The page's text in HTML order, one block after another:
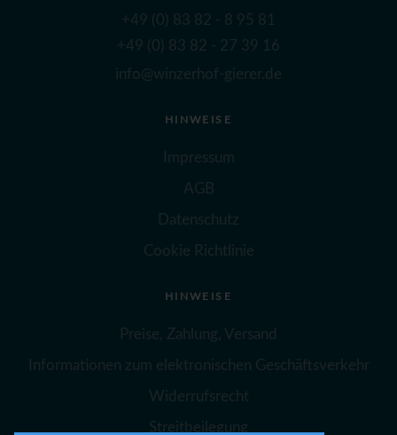
+49 (0) 83 82 - 8 95 81
+49 (0) 83 82 - 27 39 16
info@winzerhof-gierer.de
HINWEISE
Impressum
AGB
Datenschutz
Cookie Richtlinie
HINWEISE
Preise, Zahlung, Versand
Informationen zum elektronischen Geschäftsverkehr
Widerrufsrecht
Streitbeilegung